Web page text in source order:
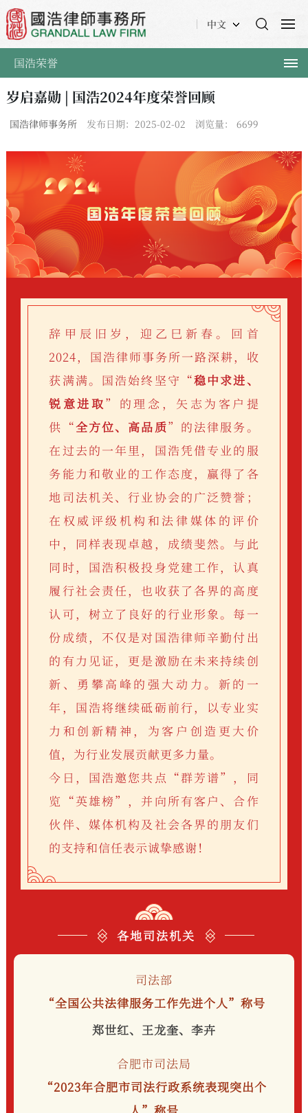
中文
国浩荣誉
岁启嘉勋 | 国浩2024年度荣誉回顾
国浩律师事务所 发布日期：2025-02-02 浏览量： 6699
辞甲辰旧岁，迎乙巳新春。回首
2024，国浩律师事务所一路深耕，收
获满满。国浩始终坚守“稳中求进、
锐意进取”的理念，矢志为客户提
供“全方位、高品质”的法律服务。
在过去的一年里，国浩凭借专业的服
务能力和敬业的工作态度，赢得了各
地司法机关、行业协会的广泛赞誉；
在权威评级机构和法律媒体的评价
中，同样表现卓越，成绩斐然。与此
同时，国浩积极投身党建工作，认真
履行社会责任，也收获了各界的高度
认可，树立了良好的行业形象。每一
份成绩，不仅是对国浩律师辛勤付出
的有力见证，更是激励在未来持续创
新、勇攀高峰的强大动力。新的一
年，国浩将继续砥砺前行，以专业实
力和创新精神，为客户创造更大价
值，为行业发展贡献更多力量。
今日，国浩邀您共点“群芳谱”，同
览“英雄榜”，并向所有客户、合作
伙伴、媒体机构及社会各界的朋友们
的支持和信任表示诚挚感谢！
各地司法机关
司法部
“全国公共法律服务工作先进个人”称号
郑世红、王龙奎、李卉
合肥市司法局
“2023年合肥市司法行政系统表现突出个